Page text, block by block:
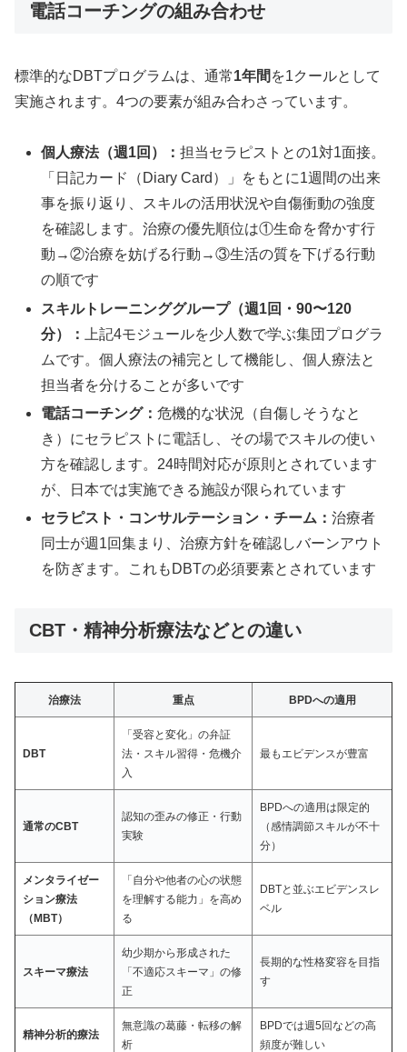
電話コーチングの組み合わせ
標準的なDBTプログラムは、通常1年間 を1クールとして
実施されます。4つの要素が組み合わさっています。
個人療法（週1回）：担当セラピストとの1対1面接。
「日記カード（Diary Card）」をもとに1週間の出来
事を振り返り、スキルの活用状況や自傷衝動の強度
を確認します。治療の優先順位は①生命を脅かす行
動→②治療を妨げる行動→③生活の質を下げる行動
の順です
スキルトレーニンググループ（週1回・90〜120
分）：
上記4モジュールを少人数で学ぶ集団プログラ
ムです。個人療法の補完として機能し、個人療法と
担当者を分けることが多いです
電話コーチング：危機的な状況（自傷しそうなと
き）にセラピストに電話し、その場でスキルの使い
方を確認します。24時間対応が原則とされています
が、日本では実施できる施設が限られています
セラピスト・コンサルテーション・チーム：治療者
同士が週1回集まり、治療方針を確認しバーンアウト
を防ぎます。これもDBTの必須要素とされています
CBT・精神分析療法などとの違い
治療法 重点 BPDへの適用
DBT
「受容と変化」の弁証
法・スキル習得・危機介
入
最もエビデンスが豊富
通常のCBT
認知の歪みの修正・行動
実験
BPDへの適用は限定的
（感情調節スキルが不十
分）
メンタライゼー
ション療法
（MBT）
「自分や他者の心の状態
を理解する能力」を高め
る
DBTと並ぶエビデンスレ
ベル
スキーマ療法
幼少期から形成された
「不適応スキーマ」の修
正
長期的な性格変容を目指
す
精神分析的療法
無意識の葛藤・転移の解
析
BPDでは週5回などの高
頻度が難しい